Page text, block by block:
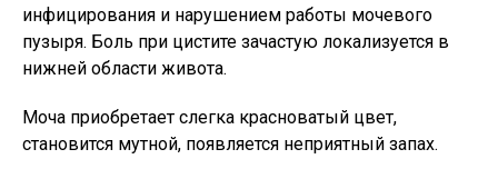
инфицирования и нарушением работы мочевого
пузыря. Боль при цистите зачастую локализуется в
нижней области живота.
Моча приобретает слегка красноватый цвет,
становится мутной, появляется неприятный запах.